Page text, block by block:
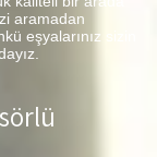
aramadan
eşyalarınız sizin